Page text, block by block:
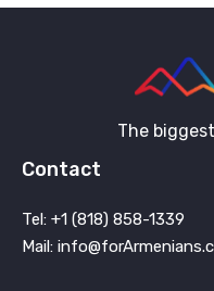
The
Contact
Tel: +1 (818) 858-1339
Mail: